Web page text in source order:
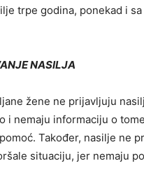
trpe godina, ponekad i
NASILJA
žene ne prijavljuju
i nemaju informaciju o
Također, nasilje ne
situaciju, jer nemaju